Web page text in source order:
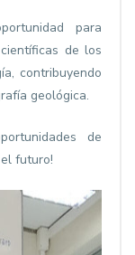
para
de los
contribuyendo
geológica.
de
futuro!